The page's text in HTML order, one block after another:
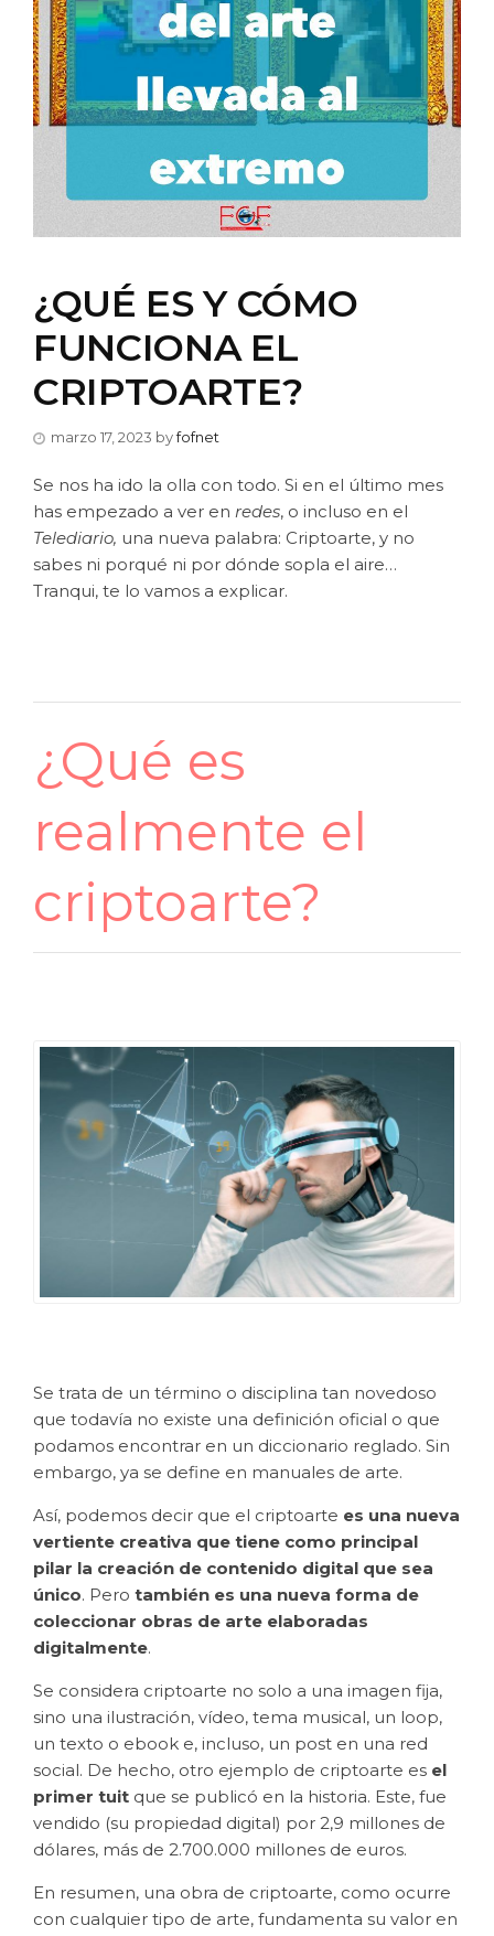
¿QUÉ ES Y CÓMO
FUNCIONA EL
CRIPTOARTE?
marzo 17, 2023 byfofnet
Se nos ha ido la olla con todo. Si en el último mes
has empezado a ver en redes, o incluso en el
Telediario, una nueva palabra: Criptoarte, y no
sabes ni porqué ni por dónde sopla el aire…
Tranqui, te lo vamos a explicar.
¿Qué es
realmente el
criptoarte?
Se trata de un término o disciplina tan novedoso
que todavía no existe una definición oficial o que
podamos encontrar en un diccionario reglado. Sin
embargo, ya se define en manuales de arte.
Así, podemos decir que el criptoarte es una nueva
vertiente creativa que tiene como principal
pilar la creación de contenido digital que sea
único. Pero también es una nueva forma de
coleccionar obras de arte elaboradas
digitalmente.
Se considera criptoarte no solo a una imagen fija,
sino una ilustración, vídeo, tema musical, un loop,
un texto o ebook e, incluso, un post en una red
social. De hecho, otro ejemplo de criptoarte es el
primer tuit que se publicó en la historia. Este, fue
vendido (su propiedad digital) por 2,9 millones de
dólares, más de 2.700.000 millones de euros.
En resumen, una obra de criptoarte, como ocurre
con cualquier tipo de arte, fundamenta su valor en